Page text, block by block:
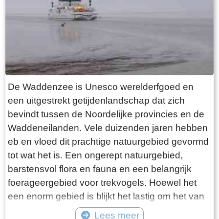
want deze is aan de binnenkant ook de moeite
waard. Er hangt een aantal historische houten
rouwborden aan de muur. In de huizen brandt
licht en de kachel. Aan de andere kant van de
terp loop je weer naar beneden, nu via voetpad
van gele klinkers. Als je daarna links aanhoudt
kom je gewoon weer uit waar je bent begonnen.
Het is moeilijk voor te stellen dat een dergelijk
terp ooit door mensenhanden is gemaakt.
Terpen hadden een belangrijke functie als
bescherming tegen overstromingen vanuit zee.
Na de aanleg van dijken werden ze, ontdaan
van hun nut, voor het grootste deel weer
afgegraven. De vruchtbare grond naar elders
verscheept. Hoe rigoureus deze vorm van
De Waddenzee is Unesco werelderfgoed en
een uitgestrekt getijdenlandschap dat zich
bevindt tussen de Noordelijke provincies en de
Waddeneilanden. Vele duizenden jaren hebben
eb en vloed dit prachtige natuurgebied gevormd
tot wat het is. Een ongerept natuurgebied,
barstensvol flora en fauna en een belangrijk
foerageergebied voor trekvogels. Hoewel het
een enorm gebied is blijkt het lastig om het van
dichtbij te zien en ervaren. Natuurlijk kun je in
Lees meer